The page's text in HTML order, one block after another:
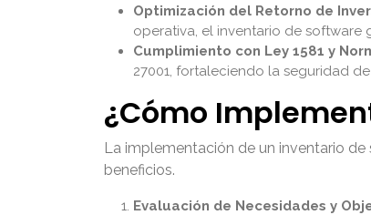
Optimización del Retorno de
operativa, el inventario de software
Cumplimiento con Ley 1581 y
27001, fortaleciendo la seguridad
¿Cómo
La implementación de un inventario
beneficios.
Evaluación de Necesidades y